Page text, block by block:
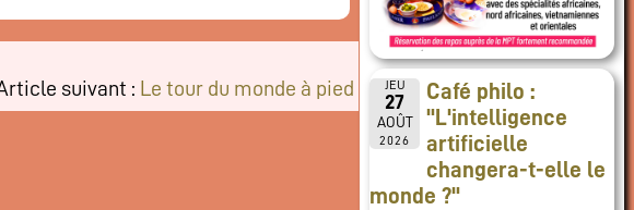
suivant : Le tour du monde à pied JEU
27
AOÛT
2026
Café philo :
"L'intelligence
artificielle
changera-t-elle le
monde ?"